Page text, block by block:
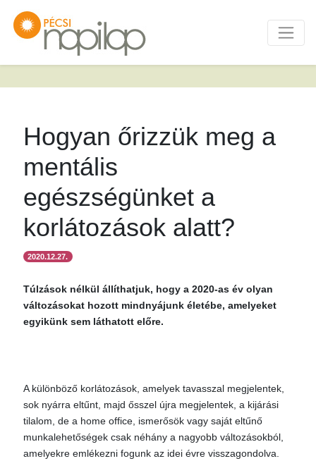
Hogyan őrizzük meg a
mentális
egészségünket a
korlátozások alatt?
2020.12.27.
Túlzások nélkül állíthatjuk, hogy a 2020-as év olyan
változásokat hozott mindnyájunk életébe, amelyeket
egyikünk sem láthatott előre.
A különböző korlátozások, amelyek tavasszal megjelentek,
sok nyárra eltűnt, majd ősszel újra megjelentek, a kijárási
tilalom, de a home office, ismerősök vagy saját eltűnő
munkalehetőségek csak néhány a nagyobb változásokból,
amelyekre emlékezni fogunk az idei évre visszagondolva.